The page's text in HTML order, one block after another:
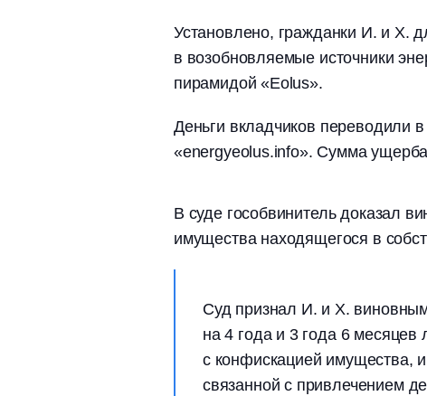
Установлено, гражданки И. и Х.
в возобновляемые источники
пирамидой «Eolus».
Деньги вкладчиков переводили
«energyeolus.info». Сумма
В суде гособвинитель доказал
имущества находящегося в
Суд признал И. и Х.
на 4 года и 3 года 6 месяцев
с конфискацией имущества,
связанной с привлечением